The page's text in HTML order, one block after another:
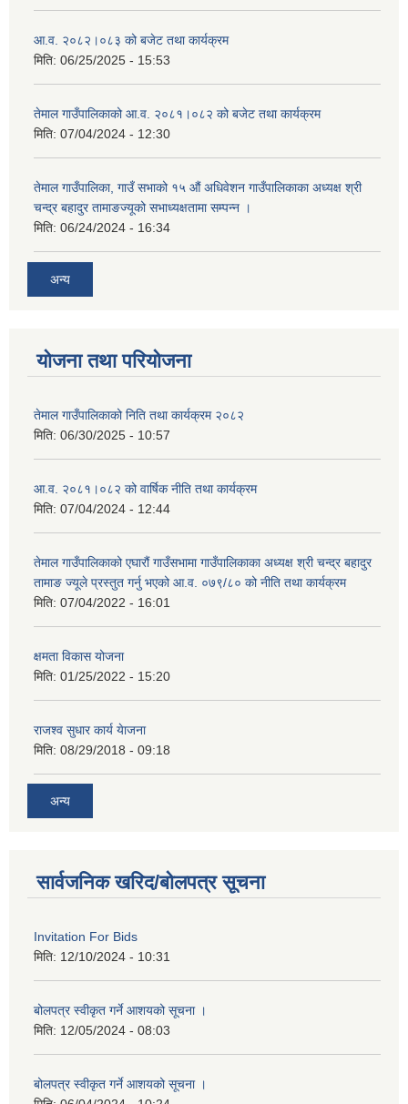
आ.व. २०८२।०८३ को बजेट तथा कार्यक्रम
मिति: 06/25/2025 - 15:53
तेमाल गाउँपालिकाको आ.व. २०८१।०८२ को बजेट तथा कार्यक्रम
मिति: 07/04/2024 - 12:30
तेमाल गाउँपालिका, गाउँ सभाको १५ औं अधिवेशन गाउँपालिकाका अध्यक्ष श्री
चन्द्र बहादुर तामाङज्यूको सभाध्यक्षतामा सम्पन्न ।
मिति: 06/24/2024 - 16:34
अन्य
योजना तथा परियोजना
तेमाल गाउँपालिकाको निति तथा कार्यक्रम २०८२
मिति: 06/30/2025 - 10:57
आ.व. २०८१।०८२ को वार्षिक नीति तथा कार्यक्रम
मिति: 07/04/2024 - 12:44
तेमाल गाउँपालिकाको एघारौं गाउँसभामा गाउँपालिकाका अध्यक्ष श्री चन्द्र बहादुर
तामाङ ज्यूले प्रस्तुत गर्नु भएको आ.व. ०७९/८० को नीति तथा कार्यक्रम
मिति: 07/04/2022 - 16:01
क्षमता विकास योजना
मिति: 01/25/2022 - 15:20
राजश्व सुधार कार्य येाजना
मिति: 08/29/2018 - 09:18
अन्य
सार्वजनिक खरिद/बोलपत्र सूचना
Invitation For Bids
मिति: 12/10/2024 - 10:31
बोलपत्र स्वीकृत गर्ने आशयको सूचना ।
मिति: 12/05/2024 - 08:03
बोलपत्र स्वीकृत गर्ने आशयको सूचना ।